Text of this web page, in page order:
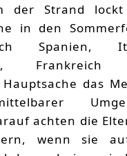
der Strand
in den
Spanien,
Frankreich
das
achten die
wenn sie